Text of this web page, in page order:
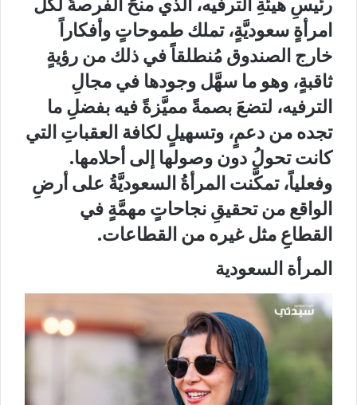
امرأةٍ سعوديَّةٍ، تملك طموحاتٍ وأفكاراً
خارج الصندوق مُنطلقاً في ذلك من رؤيةٍ
ثاقبةٍ، وهو ما سهَّل وجودها في مجالِ
الترفيه، لتضعَ بصمةً مميَّزةً فيه بفضلِ ما
تجده من دعمٍ، وتسهيلٍ لكافة العقباتِ التي
كانت تحولُ دون وصولها إلى أحلامها.
وفعلياً، تمكَّنت المرأةُ السعوديَّةُ على أرضِ
الواقع من تحقيقِ نجاحاتٍ مهمَّةٍ في
القطاعِ مثل غيره من القطاعات.
المرأة السعودية